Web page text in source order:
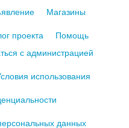
Магазины
проекта
Помощь
с администрацией
использования
данных